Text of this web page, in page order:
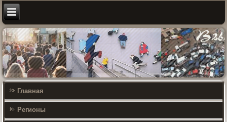
Главная
Регионы